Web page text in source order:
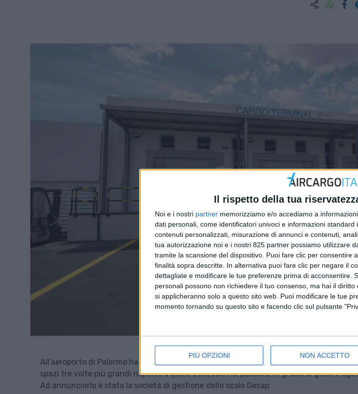
Il rispetto della tua
Noi e i nostri partner memorizziamo e/o accediamo a
dati personali, come identificatori univoci e informazioni
contenuti personalizzati, misurazione di annunci e contenuti,
tua autorizzazione noi e i nostri 825 partner possiamo utilizzare
tramite la scansione del dispositivo. Puoi fare clic per consentire
finalità sopra descritte. In alternativa puoi fare clic per negare il
dettagliate e modificare le tue preferenze prima di acconsentire.
personali possono non richiedere il tuo consenso, ma hai il
si applicheranno solo a questo sito web. Puoi modificare le tue
momento tornando su questo sito e facendo clic sul pulsante
PIÙ OPZIONI NON ACCETTO
All’aeroporto di Palermo ha aperto un nuovo cargo terminal, importante infrastruttura
spazi tre volte più grandi rispetto a quelli utilizzati nel passato, in grado di gestire
Ad annunciarlo è stata la società di gestione dello scalo Gesap.